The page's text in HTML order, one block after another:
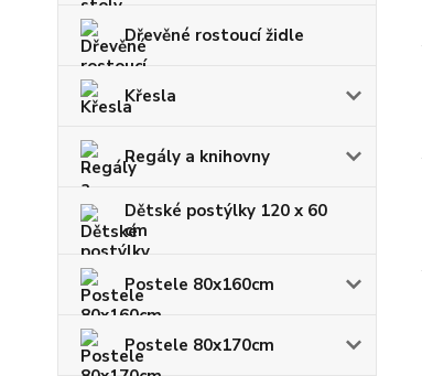
Dřevěné rostoucí židle
Křesla
Regály a knihovny
Dětské postýlky 120 x 60
cm
Postele 80x160cm
Postele 80x170cm